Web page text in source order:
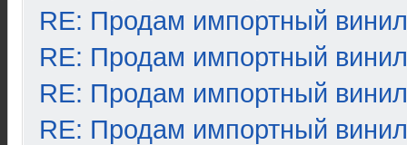
RE: Продам импортный винил
RE: Продам импортный винил
RE: Продам импортный винил
RE: Продам импортный винил